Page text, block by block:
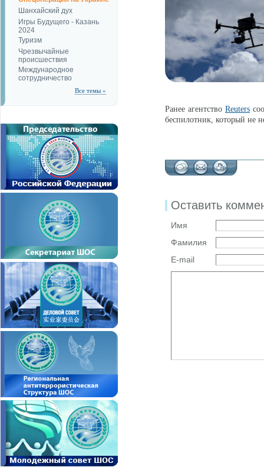
Шанхайский дух
Игры Будущего - Казань
2024
Туризм
Чрезвычайные
происшествия
Международное
сотрудничество
Все темы »
Ранее агентство Reuters
беспилотник, который не
Оставить
Имя
Фамилия
E-mail